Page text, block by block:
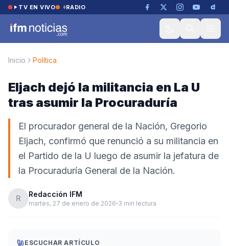
Saltar al contenido
TV EN VIVO RADIO
Inicio Política
Eljach dejó la militancia en La U
tras asumir la Procuraduría
El procurador general de la Nación, Gregorio
Eljach, confirmó que renunció a su militancia en
el Partido de la U luego de asumir la jefatura de
la Procuraduría General de la Nación.
R Redacción IFM
martes, 27 de enero de 2026 3 min lectura
ESCUCHAR ARTÍCULO